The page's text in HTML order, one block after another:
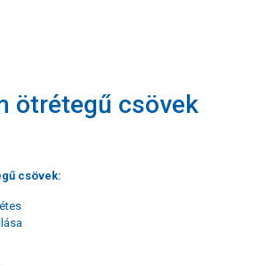
ötrétegű csövek
csövek: